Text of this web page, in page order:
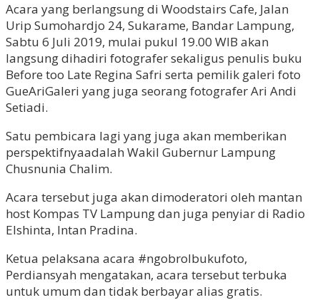
Acara yang berlangsung di Woodstairs Cafe, Jalan
Urip Sumohardjo 24, Sukarame, Bandar Lampung,
Sabtu 6 Juli 2019, mulai pukul 19.00 WIB akan
langsung dihadiri fotografer sekaligus penulis buku
Before too Late Regina Safri serta pemilik galeri foto
GueAriGaleri yang juga seorang fotografer Ari Andi
Setiadi.
Satu pembicara lagi yang juga akan memberikan
perspektifnyaadalah Wakil Gubernur Lampung
Chusnunia Chalim.
Acara tersebut juga akan dimoderatori oleh mantan
host Kompas TV Lampung dan juga penyiar di Radio
Elshinta, Intan Pradina.
Ketua pelaksana acara #ngobrolbukufoto,
Perdiansyah mengatakan, acara tersebut terbuka
untuk umum dan tidak berbayar alias gratis.